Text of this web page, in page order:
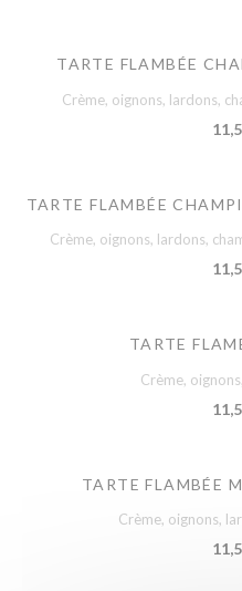
TARTE FLAMBÉE
Crème, oignons, lardons,
TARTE FLAMBÉE
Crème, oignons, lardons,
TARTE
Crème,
TARTE FLAMBÉE
Crème, oignons,